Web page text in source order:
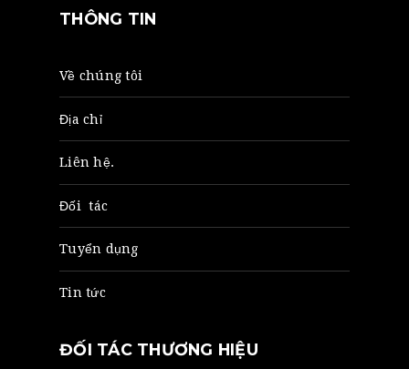
THÔNG TIN
Về chúng tôi
Địa chỉ
Liên hệ.
Đối tác
Tuyển dụng
Tin tức
ĐỐI TÁC THƯƠNG HIỆU